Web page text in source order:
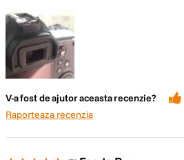
V-a fost de ajutor aceasta recenzie?
Raporteaza recenzia